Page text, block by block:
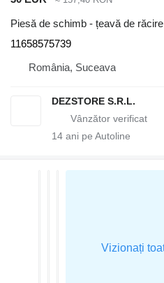
Piesă de schimb - țeavă de răcire
11658575739
România, Suceava
DEZSTORE S.R.L.
14 ani pe Autoline